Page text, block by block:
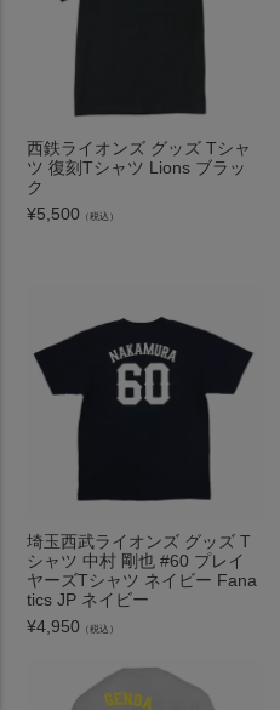
西鉄ライオンズ グッズ Tシャ
ツ 復刻Tシャツ Lions ブラッ
ク
¥5,500 （税込）
埼玉西武ライオンズ グッズ T
シャツ 中村 剛也 #60 プレイ
ヤーズTシャツ ネイビー Fana
tics JP ネイビー
¥4,950 （税込）